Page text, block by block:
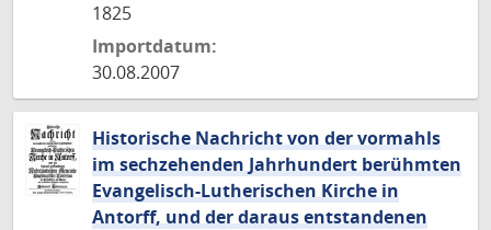
1825
Importdatum:
30.08.2007
Historische Nachricht von der vormahls
im sechzehenden Jahrhundert berühmten
Evangelisch-Lutherischen Kirche in
Antorff, und der daraus entstandenen